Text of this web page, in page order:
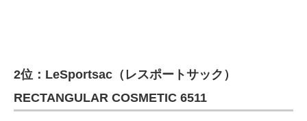
2位：LeSportsac（レスポートサック）
RECTANGULAR COSMETIC 6511